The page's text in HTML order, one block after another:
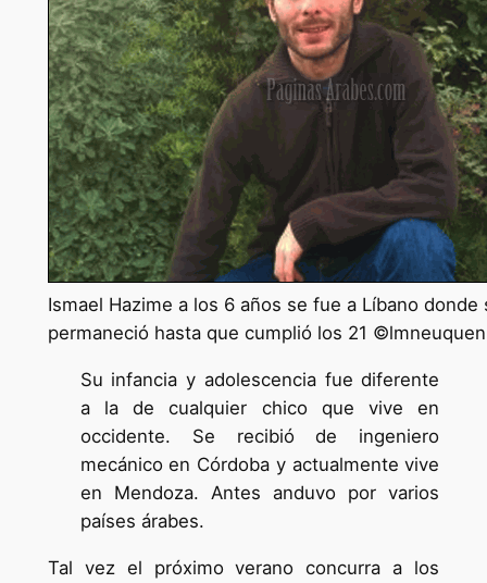
Ismael Hazime a los 6 años se fue a Líbano donde
permaneció hasta que cumplió los 21 ©lmneuquen
Su infancia y adolescencia fue diferente
a la de cualquier chico que vive en
occidente. Se recibió de ingeniero
mecánico en Córdoba y actualmente vive
en Mendoza. Antes anduvo por varios
países árabes.
Tal vez el próximo verano concurra a los